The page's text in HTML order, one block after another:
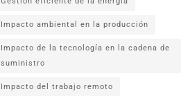
Impacto ambiental en la producción
Impacto de la tecnología en la cadena de
suministro
Impacto del trabajo remoto